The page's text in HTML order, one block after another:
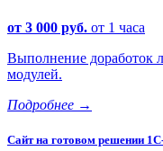
от 3 000 руб. от 1 часа
Выполнение доработок
модулей.
Подробнее →
Сайт на готовом решении